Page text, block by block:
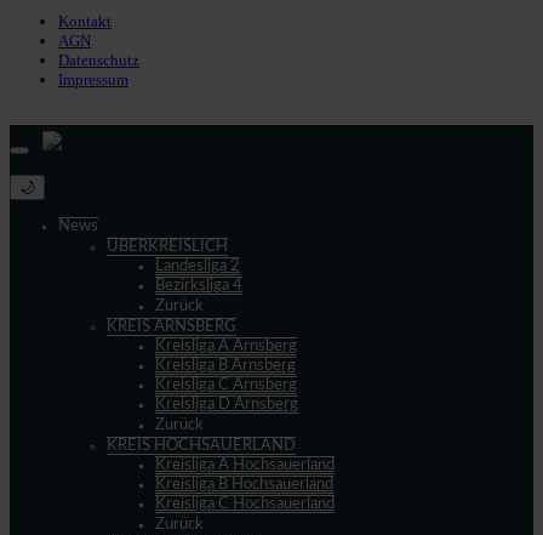
Kontakt
AGN
Datenschutz
Impressum
🌙
News
ÜBERKREISLICH
Landesliga 2
Bezirksliga 4
Zurück
KREIS ARNSBERG
Kreisliga A Arnsberg
Kreisliga B Arnsberg
Kreisliga C Arnsberg
Kreisliga D Arnsberg
Zurück
KREIS HOCHSAUERLAND
Kreisliga A Hochsauerland
Kreisliga B Hochsauerland
Kreisliga C Hochsauerland
Zurück